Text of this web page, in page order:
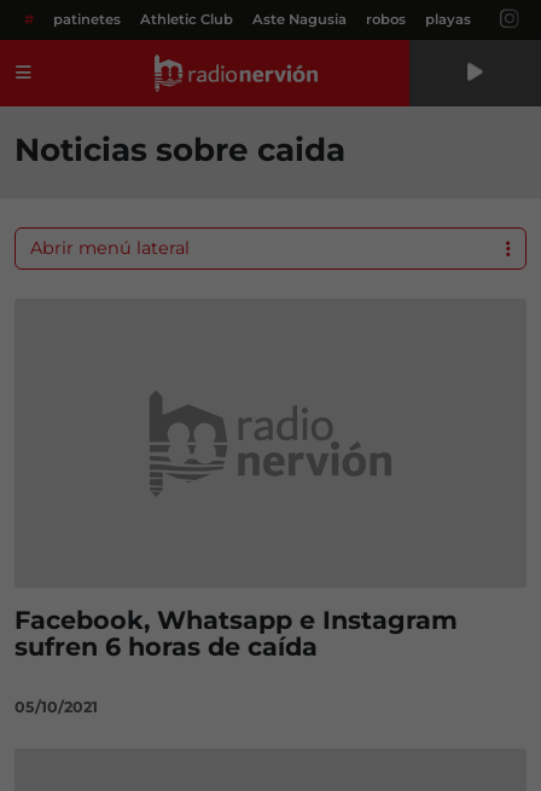
# patinetes Athletic Club Aste Nagusia robos playas
Noticias sobre caida
Facebook, Whatsapp e Instagram
sufren 6 horas de caída
05/10/2021
Abrir menú lateral